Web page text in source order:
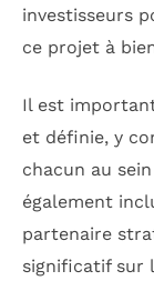
investisseurs
ce projet à
Il est
et définie, y
chacun au
également
partenaire
significatif sur